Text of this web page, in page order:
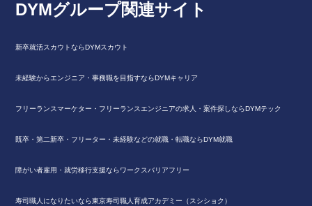
DYMグループ関連サイト
新卒就活スカウトならDYMスカウト
未経験からエンジニア・事務職を目指すならDYMキャリア
フリーランスマーケター・フリーランスエンジニアの求人・案件探しならDYMテック
既卒・第二新卒・フリーター・未経験などの就職・転職ならDYM就職
障がい者雇用・就労移行支援ならワークスバリアフリー
寿司職人になりたいなら東京寿司職人育成アカデミー（スシショク）